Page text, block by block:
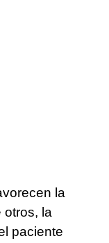
la
otros, la
paciente